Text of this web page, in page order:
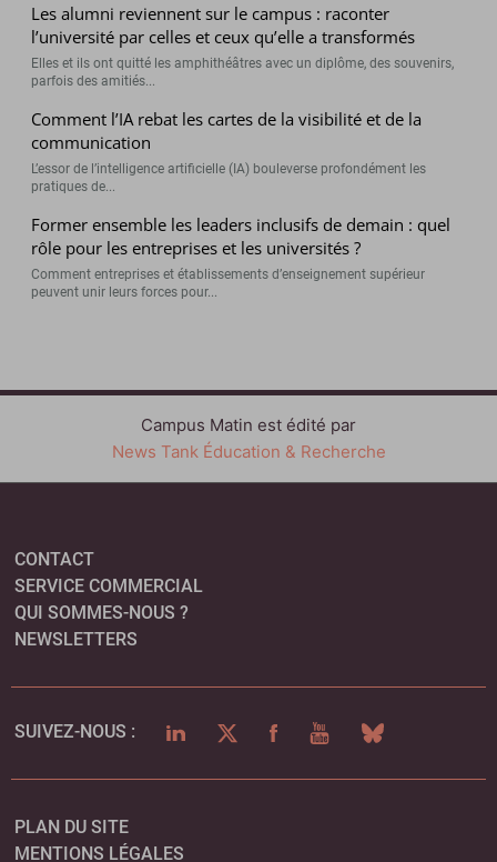
Les alumni reviennent sur le campus : raconter
l’université par celles et ceux qu’elle a transformés
Elles et ils ont quitté les amphithéâtres avec un diplôme, des souvenirs,
parfois des amitiés...
Comment l’IA rebat les cartes de la visibilité et de la
communication
L’essor de l’intelligence artificielle (IA) bouleverse profondément les
pratiques de...
Former ensemble les leaders inclusifs de demain : quel
rôle pour les entreprises et les universités ?
Comment entreprises et établissements d’enseignement supérieur
peuvent unir leurs forces pour...
Campus Matin est édité par
News Tank Éducation & Recherche
CONTACT
SERVICE COMMERCIAL
QUI SOMMES-NOUS ?
NEWSLETTERS
SUIVEZ-NOUS : LINKEDINTWITTERFACEBOOKYOUTUBEBLUESKY
PLAN DU SITE
MENTIONS LÉGALES